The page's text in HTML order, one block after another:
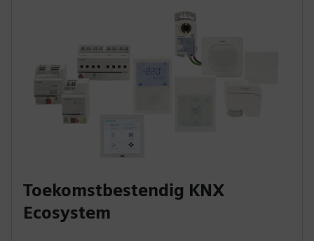
Toekomstbestendig KNX
Ecosystem